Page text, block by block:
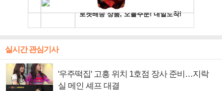
실시간 관심기사
'우주떡집' 고흥 위치 1호점 장사 준비…지락
실 메인 셰프 대결